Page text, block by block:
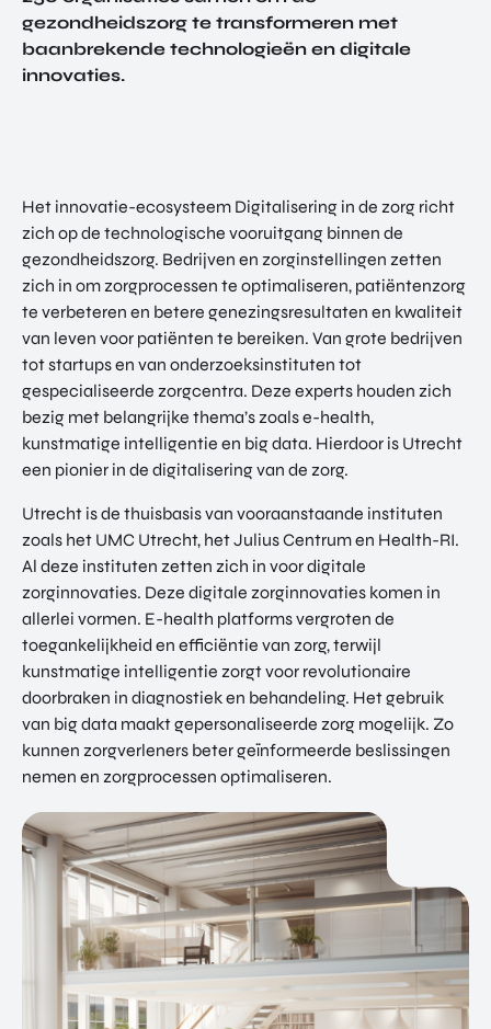
gezondheidszorg te transformeren met
baanbrekende technologieën en digitale
innovaties.
Het innovatie-ecosysteem Digitalisering in de zorg richt
zich op de technologische vooruitgang binnen de
gezondheidszorg. Bedrijven en zorginstellingen zetten
zich in om zorgprocessen te optimaliseren, patiëntenzorg
te verbeteren en betere genezingsresultaten en kwaliteit
van leven voor patiënten te bereiken. Van grote bedrijven
tot startups en van onderzoeksinstituten tot
gespecialiseerde zorgcentra. Deze experts houden zich
bezig met belangrijke thema’s zoals e-health,
kunstmatige intelligentie en big data. Hierdoor is Utrecht
een pionier in de digitalisering van de zorg.
Utrecht is de thuisbasis van vooraanstaande instituten
zoals het UMC Utrecht, het Julius Centrum en Health-RI.
Al deze instituten zetten zich in voor digitale
zorginnovaties. Deze digitale zorginnovaties komen in
allerlei vormen. E-health platforms vergroten de
toegankelijkheid en efficiëntie van zorg, terwijl
kunstmatige intelligentie zorgt voor revolutionaire
doorbraken in diagnostiek en behandeling. Het gebruik
van big data maakt gepersonaliseerde zorg mogelijk. Zo
kunnen zorgverleners beter geïnformeerde beslissingen
nemen en zorgprocessen optimaliseren.
TOR
PROG
RAM
TE
INVES
TERIN
GEN
DIGITAL HUB NOORDWEST
ENTERPRISE EUROPE NETWORK
ROM Utrecht Region
KOM LANGS
Euclideslaan 1
3584 BL Utrecht
STUUR ONS EEN BERICHT
info@romutrechtregion.nl
BEL ONS
+31 (0)85 022 13 44